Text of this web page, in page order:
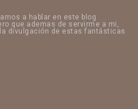
a hablar en este blog
que ademas de servirme a mi,
divulgación de estas fantásticas